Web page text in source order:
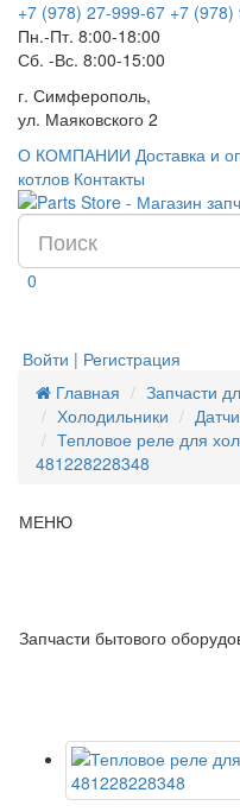
+7 (978) 27-999-67 +7 (978)
Пн.-Пт. 8:00-18:00
Сб. -Вс. 8:00-15:00
г. Симферополь,
ул. Маяковского 2
О КОМПАНИИ Доставка и
котлов Контакты
0
Войти | Регистрация
Главная
Запчасти
Холодильники
Тепловое реле для
481228228348
МЕНЮ
Запчасти бытового